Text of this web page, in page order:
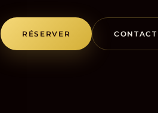
RÉSERVER CONTACT